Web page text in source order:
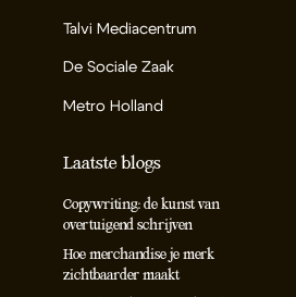
Talvi Mediacentrum
De Sociale Zaak
Metro Holland
Laatste blogs
Copywriting: de kunst van
overtuigend schrijven
Hoe merchandise je merk
zichtbaarder maakt